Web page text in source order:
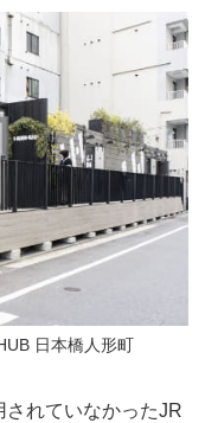
日本橋人形町
れていなかったJR